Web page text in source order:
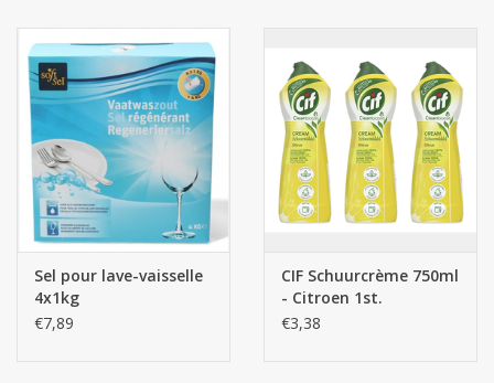
Sel pour lave-vaisselle
4x1kg
€7,89
CIF Schuurcrème 750ml
- Citroen 1st.
€3,38